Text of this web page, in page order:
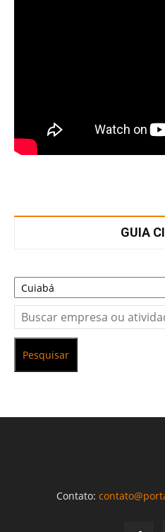
GUIA
Pesquisar
Contato: